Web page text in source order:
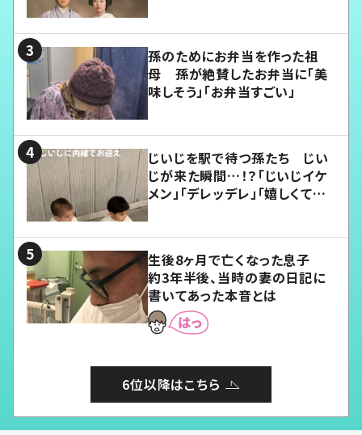
孫のためにお弁当を作った祖
母 孫が絶賛したお弁当に「美
味しそう」「お弁当すごい」
じいじを駅で待つ孫たち じい
じが来た瞬間…！？「じいじイケ
メン」「デレッデレ」「嬉しくて可
生後8ヶ月で亡くなった息子
約3年半後、当時の妻の日記に
書いてあった本音とは
6位以降はこちら